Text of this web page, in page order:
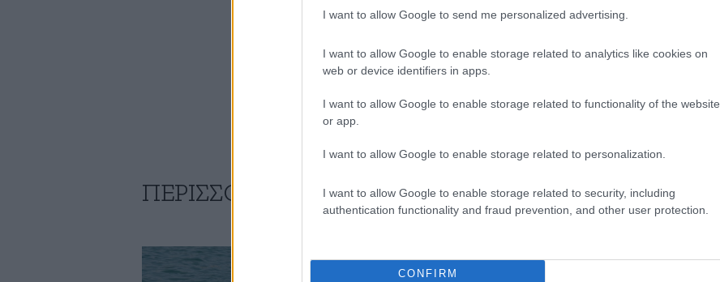
I want to allow Google to send me personalized advertising.
I want to allow Google to enable storage related to analytics like cookies on
web or device identifiers in apps.
I want to allow Google to enable storage related to functionality of the website
or app.
I want to allow Google to enable storage related to personalization.
I want to allow Google to enable storage related to security, including
authentication functionality and fraud prevention, and other user protection.
CONFIRM
ΠΕΡΙΣΣΟΤΕΡΑ ΑΠΟ ΤΗΝ ΕΛΛΑΔΑ ΟΛΑ ΤΑ ΑΡΘΡΑ